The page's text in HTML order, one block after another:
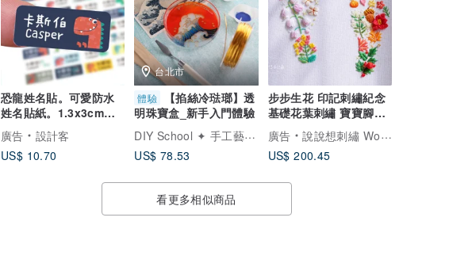
恐龍姓名貼。可愛防水
姓名貼紙。1.3x3cm方
形貼144枚
廣告
設計客
US$ 10.70
台北市
體驗
【掐絲冷琺瑯】透
明珠寶盒_新手入門體驗
DIY School ✦ 手工藝療癒
US$ 78.53
步步生花 印記刺繡紀念
基礎花葉刺繡 寶寶腳印
貓 狗 掌印
廣告
說說想刺繡 Woyi Embroidery－刺繡是生活中的一抹溫柔
US$ 200.45
看更多相似商品